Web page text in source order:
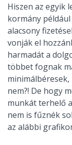
Hiszen az egyik
kormány
alacsony
vonják el
harmadát a
többet fognak
minimálbéresek,
nem?! De hogy
munkát terhelő
nem is fűznék
az alábbi